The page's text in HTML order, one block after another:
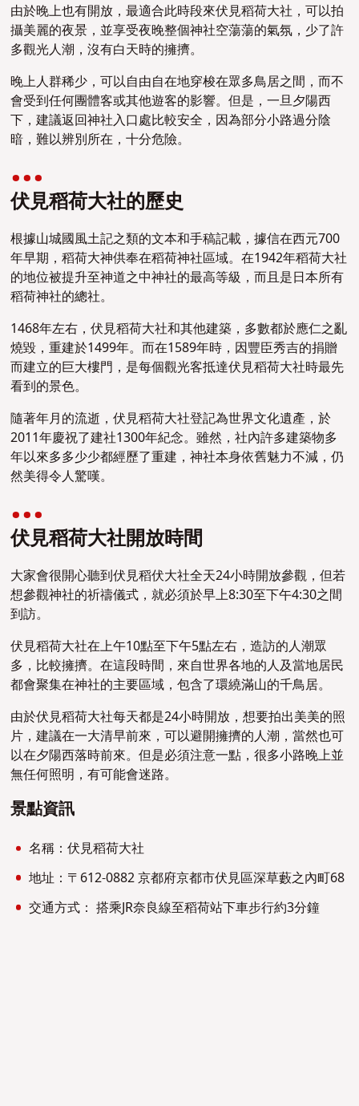
由於晚上也有開放，最適合此時段來伏見稻荷大社，可以拍
攝美麗的夜景，並享受夜晚整個神社空蕩蕩的氣氛，少了許
多觀光人潮，沒有白天時的擁擠。
晚上人群稀少，可以自由自在地穿梭在眾多鳥居之間，而不
會受到任何團體客或其他遊客的影響。但是，一旦夕陽西
下，建議返回神社入口處比較安全，因為部分小路過分陰
暗，難以辨別所在，十分危險。
伏見稻荷大社的歷史
根據山城國風土記之類的文本和手稿記載，據信在西元700
年早期，稻荷大神供奉在稻荷神社區域。在1942年稻荷大社
的地位被提升至神道之中神社的最高等級，而且是日本所有
稻荷神社的總社。
1468年左右，伏見稻荷大社和其他建築，多數都於應仁之亂
燒毀，重建於1499年。而在1589年時，因豐臣秀吉的捐贈
而建立的巨大樓門，是每個觀光客抵達伏見稻荷大社時最先
看到的景色。
隨著年月的流逝，伏見稻荷大社登記為世界文化遺產，於
2011年慶祝了建社1300年紀念。雖然，社內許多建築物多
年以來多多少少都經歷了重建，神社本身依舊魅力不減，仍
然美得令人驚嘆。
伏見稻荷大社開放時間
大家會很開心聽到伏見稻伏大社全天24小時開放參觀，但若
想參觀神社的祈禱儀式，就必須於早上8:30至下午4:30之間
到訪。
伏見稻荷大社在上午10點至下午5點左右，造訪的人潮眾
多，比較擁擠。在這段時間，來自世界各地的人及當地居民
都會聚集在神社的主要區域，包含了環繞滿山的千鳥居。
由於伏見稻荷大社每天都是24小時開放，想要拍出美美的照
片，建議在一大清早前來，可以避開擁擠的人潮，當然也可
以在夕陽西落時前來。但是必須注意一點，很多小路晚上並
無任何照明，有可能會迷路。
景點資訊
名稱：伏見稻荷大社
地址：〒612-0882 京都府京都市伏見區深草藪之內町68
交通方式： 搭乘JR奈良線至稻荷站下車步行約3分鐘